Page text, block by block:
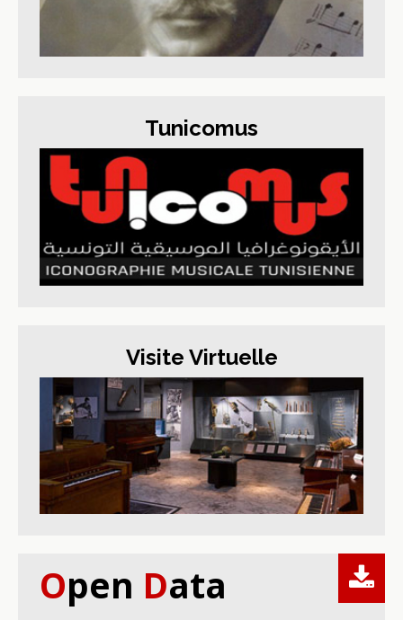
Tunicomus
Visite Virtuelle
Open Data